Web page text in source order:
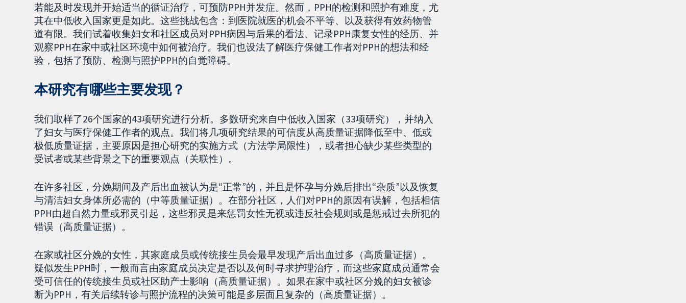
若能及时发现并开始适当的循证治疗，可预防PPH并发症。然而，PPH的检测和照护有难度，尤
其在中低收入国家更是如此。这些挑战包含：到医院就医的机会不平等、以及获得有效药物管
道有限。我们试着收集妇女和社区成员对PPH病因与后果的看法、记录PPH康复女性的经历、并
观察PPH在家中或社区环境中如何被治疗。我们也设法了解医疗保健工作者对PPH的想法和经
验，包括了预防、检测与照护PPH的自觉障碍。
本研究有哪些主要发现？
我们取样了26个国家的43项研究进行分析。多数研究来自中低收入国家（33项研究），并纳入
了妇女与医疗保健工作者的观点。我们将几项研究结果的可信度从高质量证据降低至中、低或
极低质量证据，主要原因是担心研究的实施方式（方法学局限性），或者担心缺少某些类型的
受试者或某些背景之下的重要观点（关联性）。
在许多社区，分娩期间及产后出血被认为是“正常”的，并且是怀孕与分娩后排出“杂质”以及恢复
与清洁妇女身体所必需的（中等质量证据）。在部分社区，人们对PPH的原因有误解，包括相信
PPH由超自然力量或邪灵引起，这些邪灵是来惩罚女性无视或违反社会规则或是惩戒过去所犯的
错误（高质量证据）。
在家或社区分娩的女性，其家庭成员或传统接生员会最早发现产后出血过多（高质量证据）。
疑似发生PPH时，一般而言由家庭成员决定是否以及何时寻求护理治疗，而这些家庭成员通常会
受可信任的传统接生员或社区助产士影响（高质量证据）。如果在家中或社区分娩的妇女被诊
断为PPH，有关后续转诊与照护流程的决策可能是多层面且复杂的（高质量证据）。